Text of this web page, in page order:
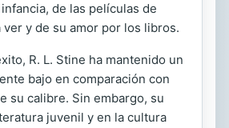
de las películas de
y de su amor por los libros.
R. L. Stine ha mantenido un
bajo en comparación con
su calibre. Sin embargo, su
juvenil y en la cultura